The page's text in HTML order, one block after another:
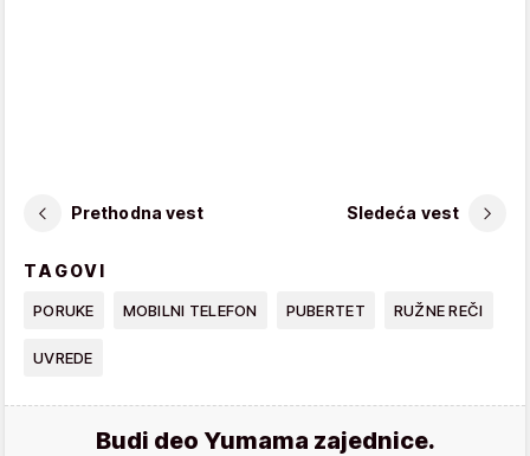
Prethodna vest Sledeća vest
TAGOVI
PORUKE MOBILNI TELEFON PUBERTET RUŽNE REČI
UVREDE
Budi deo Yumama zajednice.